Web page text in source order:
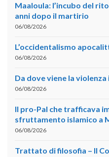
Maaloula: l’incubo del
anni dopo il martirio
06/08/2026
L’occidentalismo
06/08/2026
Da dove viene la violenza
06/08/2026
Il pro-Pal che trafficava
sfruttamento islamico a
06/08/2026
Trattato di filosofia – II